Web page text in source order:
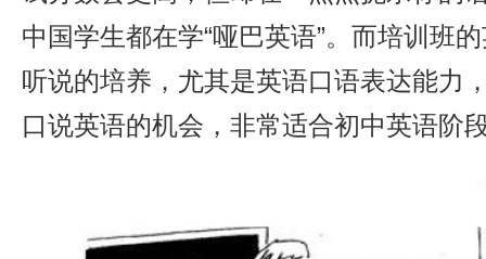
中国学生都在学“哑巴英语”。而培训班
听说的培养，尤其是英语口语表达能力
口说英语的机会，非常适合初中英语阶